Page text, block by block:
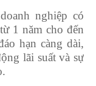
nghiệp có
1 năm cho đến
hạn càng dài,
lãi suất và sự